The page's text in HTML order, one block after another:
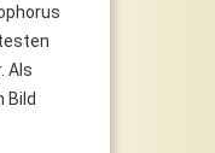
Als
Bild